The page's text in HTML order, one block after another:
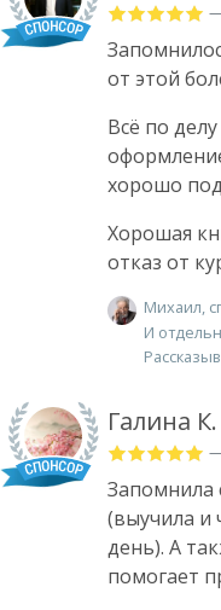
от этой
Всё по
хорошо
Хорошая
отказ от
Михаил,
И
Галина К.
Запомнила
(выучила и
день). А
помогает